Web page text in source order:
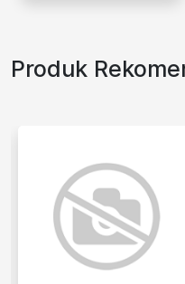
Produk